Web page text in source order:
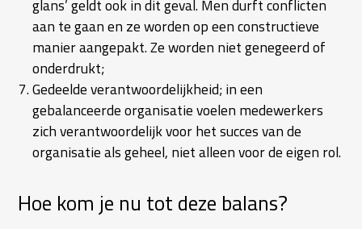
glans’ geldt ook in dit geval. Men durft conflicten
aan te gaan en ze worden op een constructieve
manier aangepakt. Ze worden niet genegeerd of
onderdrukt;
Gedeelde verantwoordelijkheid; in een
gebalanceerde organisatie voelen medewerkers
zich verantwoordelijk voor het succes van de
organisatie als geheel, niet alleen voor de eigen rol.
Hoe kom je nu tot deze balans?